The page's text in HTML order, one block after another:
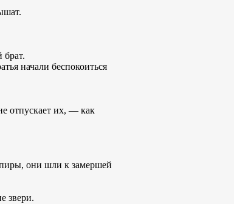
начали беспокоиться
отпускает их, — как
они шли к замершей
звери.